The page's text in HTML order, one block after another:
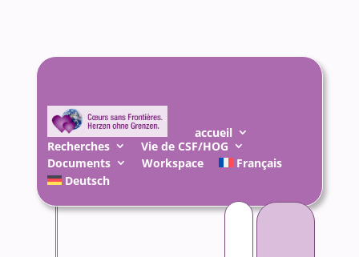
accueil
Recherches
Vie de CSF/HOG
Documents
Workspace
Français
Deutsch
Rechercher :